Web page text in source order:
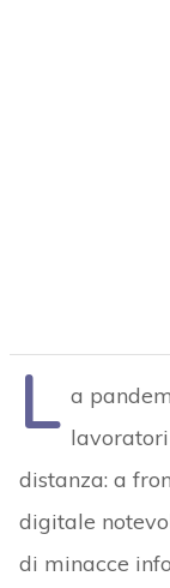
L a
distanza: a
digitale
di minacce